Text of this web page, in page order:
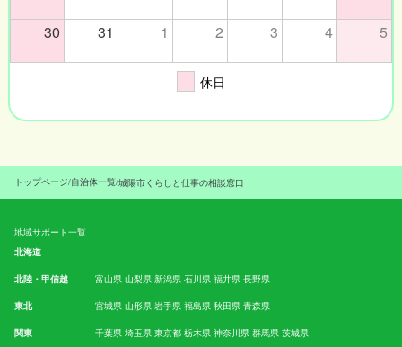
30 31 1 2 3 4 5
休日
トップページ/自治体一覧/城陽市くらしと仕事の相談窓口
地域サポート一覧
北海道
北陸・甲信越 富山県 山梨県 新潟県 石川県 福井県 長野県
東北 宮城県 山形県 岩手県 福島県 秋田県 青森県
関東 千葉県 埼玉県 東京都 栃木県 神奈川県 群馬県 茨城県